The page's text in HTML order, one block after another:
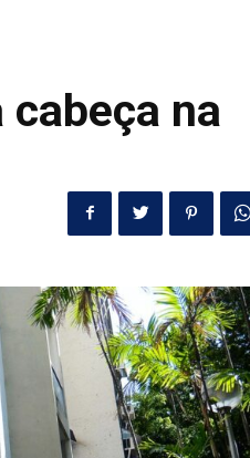
na